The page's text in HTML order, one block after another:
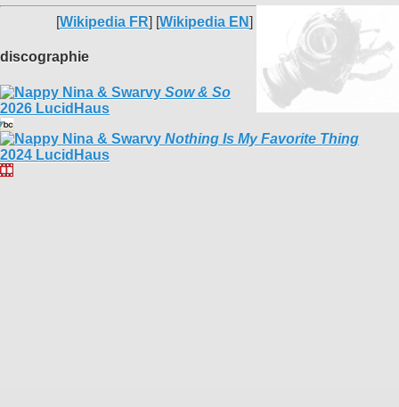
[Wikipedia FR] [Wikipedia EN]
discographie
Sow & So
2026 LucidHaus
Nothing Is My Favorite Thing
2024 LucidHaus